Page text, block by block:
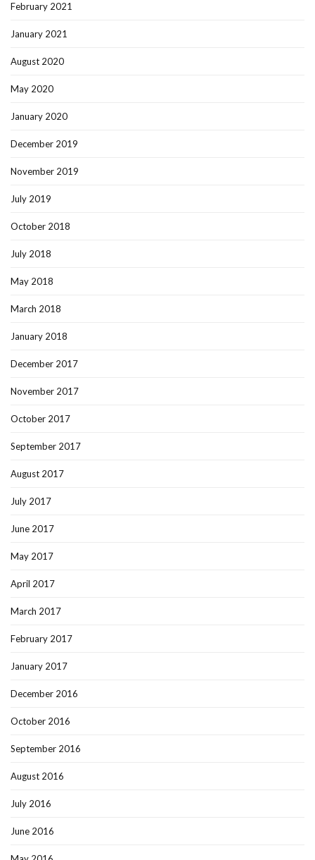
February 2021
January 2021
August 2020
May 2020
January 2020
December 2019
November 2019
July 2019
October 2018
July 2018
May 2018
March 2018
January 2018
December 2017
November 2017
October 2017
September 2017
August 2017
July 2017
June 2017
May 2017
April 2017
March 2017
February 2017
January 2017
December 2016
October 2016
September 2016
August 2016
July 2016
June 2016